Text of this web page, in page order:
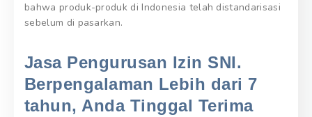
bahwa produk-produk di Indonesia telah distandarisasi
sebelum di pasarkan.
Jasa Pengurusan Izin SNI.
Berpengalaman Lebih dari 7
tahun, Anda Tinggal Terima